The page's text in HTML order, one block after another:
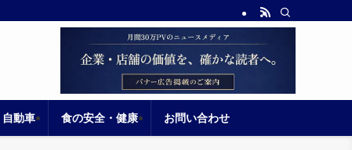
自動車 食の安全・健康 お問い合わせ